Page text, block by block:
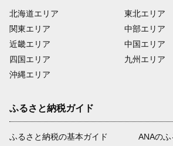
北海道エリア
関東エリア
近畿エリア
四国エリア
沖縄エリア
東北エリア
中部エリア
中国エリア
九州エリア
ふるさと納税ガイド
ふるさと納税の基本ガイド
ANAの